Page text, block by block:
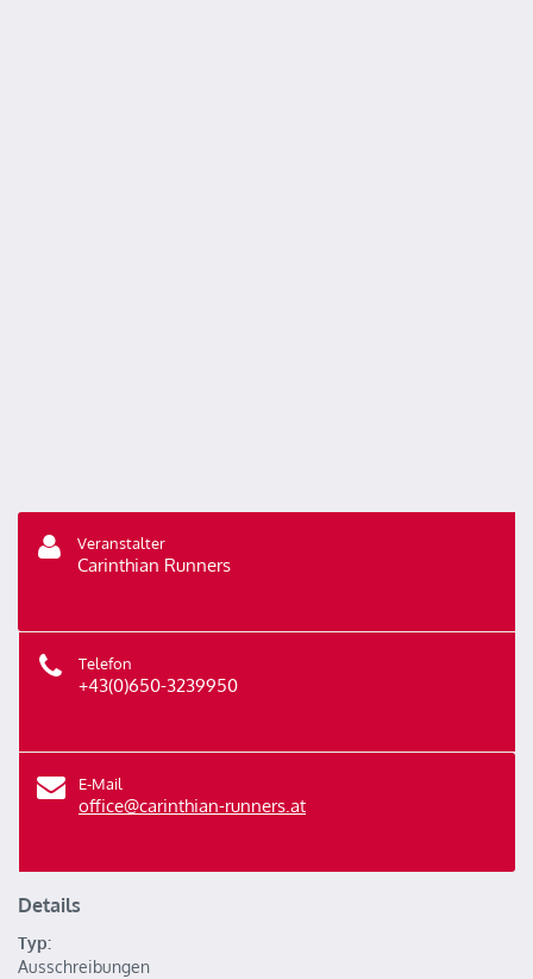
Veranstalter
Carinthian Runners
Telefon
+43(0)650-3239950
E-Mail
office@carinthian-runners.at
Details
Typ:
Ausschreibungen